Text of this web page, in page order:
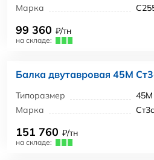
Марка
99 360 ₽/тн
на складе:
Балка двутавровая 45М
Типоразмер
45М
Марка
151 760 ₽/тн
на складе: